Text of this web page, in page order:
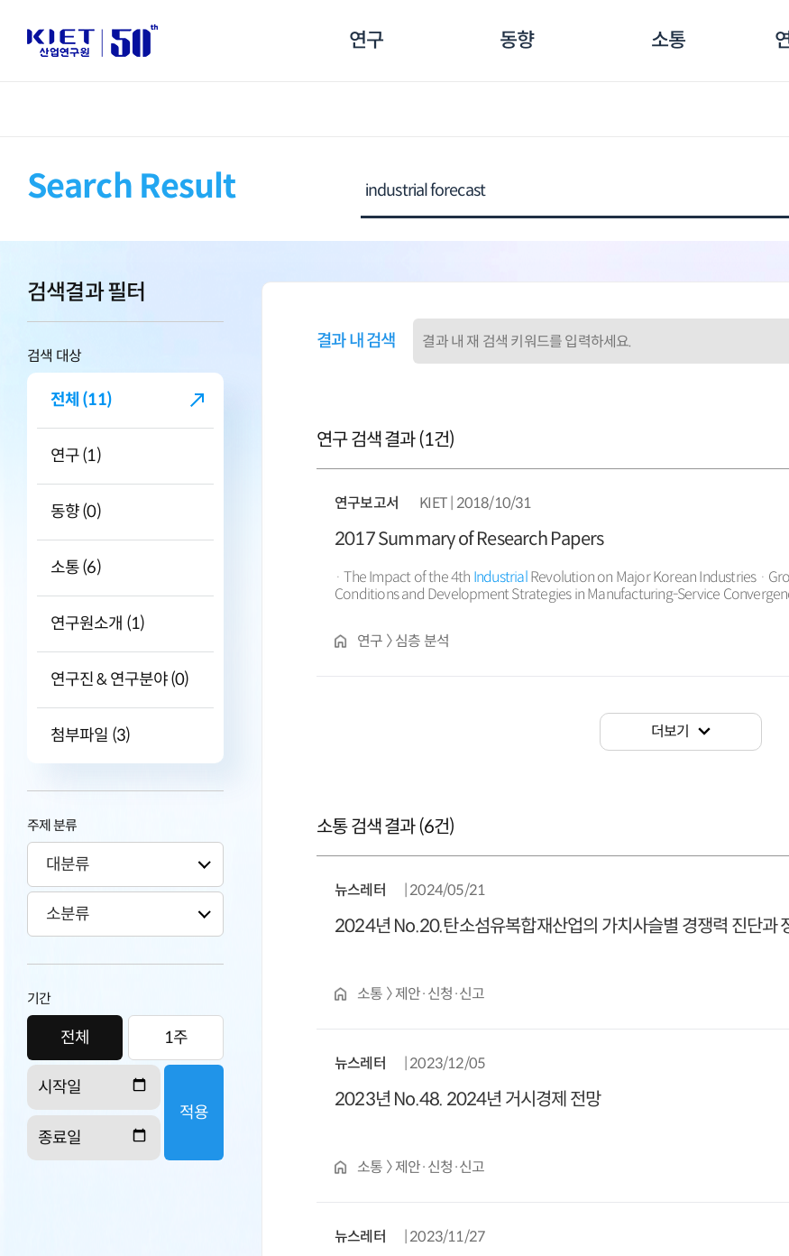
연구 동향 소통
Search Result
검색결과 필터
검색 대상
전체 (11)
연구 (1)
동향 (0)
소통 (6)
연구원소개 (1)
연구진 & 연구분야 (0)
첨부파일 (3)
주제 분류
기간
전체 1주
적용
결과 내 검색
연구 검색 결과 (1건)
연구보고서 KIET | 2018/10/31
2017 Summary of Research Papers
· The Impact of the 4th IndustrialRevolution on Major Korean Industries · Growth
Conditions and Development Strategies in Manufacturing-Service
· Revitalizing the Renewable Energy ...
연구 〉 심층 분석
더보기
소통 검색 결과 (6건)
뉴스레터 | 2024/05/21
2024년 No.20.탄소섬유복합재산업의 가치사슬별 경쟁력 진단과
소통 〉 제안·신청·신고
뉴스레터 | 2023/12/05
2023년 No.48. 2024년 거시경제 전망
소통 〉 제안·신청·신고
뉴스레터 | 2023/11/27